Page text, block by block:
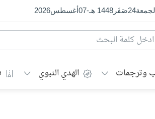
24صَفَر1448 هـ -
07أغسطس2026
وترجمات الهدي النبوي